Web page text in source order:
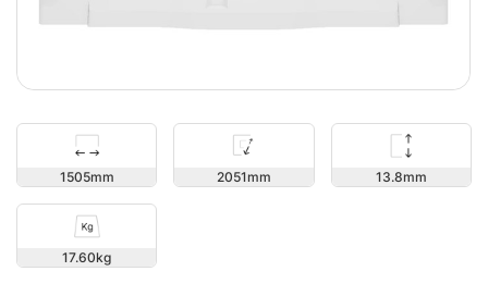
1505 2051 13.8
17.60